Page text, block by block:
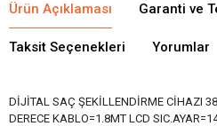
Ürün Açıklaması Garanti ve
Taksit Seçenekleri Yorumlar
DİJİTAL SAÇ ŞEKİLLENDİRME CİHAZI
DERECE KABLO=1.8MT LCD